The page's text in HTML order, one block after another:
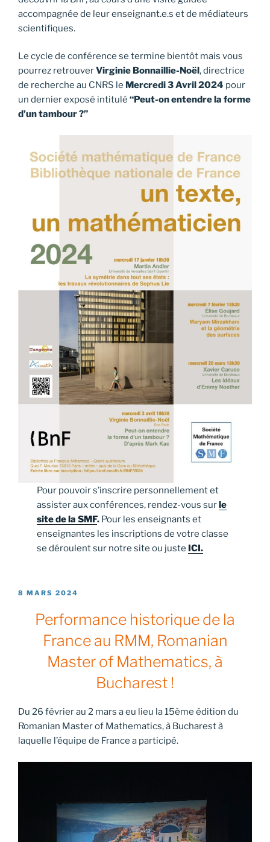
accompagnée de leur enseignant.e.s et de médiateurs
scientifiques.
Le cycle de conférence se termine bientôt mais vous
pourrez retrouverVirginie Bonnaillie-Noël , directrice
de recherche au CNRS le Mercredi 3 Avril 2024 pour
un dernier exposé intitulé “Peut-on entendre la forme
d’un tambour ?”
Pour pouvoir s’inscrire personnellement et
assister aux conférences, rendez-vous sur le
site de la SMF. Pour les enseignants et
enseignantes les inscriptions de votre classe
se déroulent sur notre site ou juste ICI.
PUBLIÉ
8 MARS 2024
Performance historique de la
France au RMM, Romanian
Master of Mathematics, à
Bucharest !
Du 26 février au 2 mars a eu lieu la 15ème édition du
Romanian Master of Mathematics, à Bucharest à
laquelle l’équipe de France a participé.